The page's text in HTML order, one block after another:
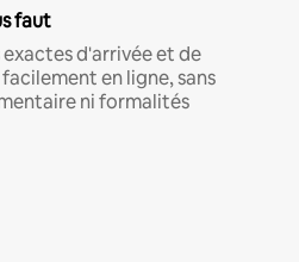
faut
d'arrivée et de
en ligne, sans
ni formalités